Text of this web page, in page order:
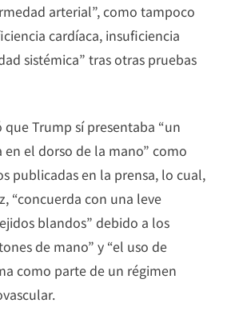
arterial”, como tampoco
cardíaca, insuficiencia
sistémica” tras otras pruebas
Trump sí presentaba “un
el dorso de la mano” como
publicadas en la prensa, lo cual,
“concuerda con una leve
blandos” debido a los
de mano” y “el uso de
como parte de un régimen